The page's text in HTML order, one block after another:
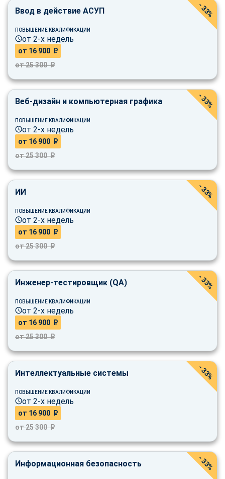
Ввод в действие АСУП
ПОВЫШЕНИЕ КВАЛИФИКАЦИИ
от 2-х недель
от 16 900 ₽
от 25 300 ₽
- 33%
Веб-дизайн и компьютерная графика
ПОВЫШЕНИЕ КВАЛИФИКАЦИИ
от 2-х недель
от 16 900 ₽
от 25 300 ₽
- 33%
ИИ
ПОВЫШЕНИЕ КВАЛИФИКАЦИИ
от 2-х недель
от 16 900 ₽
от 25 300 ₽
- 33%
Инженер-тестировщик (QA)
ПОВЫШЕНИЕ КВАЛИФИКАЦИИ
от 2-х недель
от 16 900 ₽
от 25 300 ₽
- 33%
Интеллектуальные системы
ПОВЫШЕНИЕ КВАЛИФИКАЦИИ
от 2-х недель
от 16 900 ₽
от 25 300 ₽
- 33%
Информационная безопасность - 33%
ChatApp
online
Свяжитесь с нами через любой удобный мессенджер!
Vkontakte